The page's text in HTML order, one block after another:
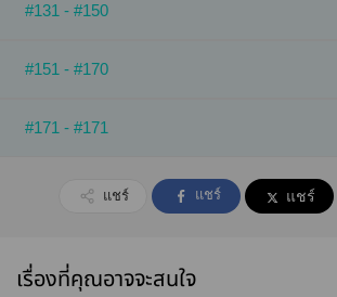
#131 - #150
#151 - #170
#171 - #171
แชร์ แชร์ แชร์
เรื่องที่คุณอาจจะสนใจ